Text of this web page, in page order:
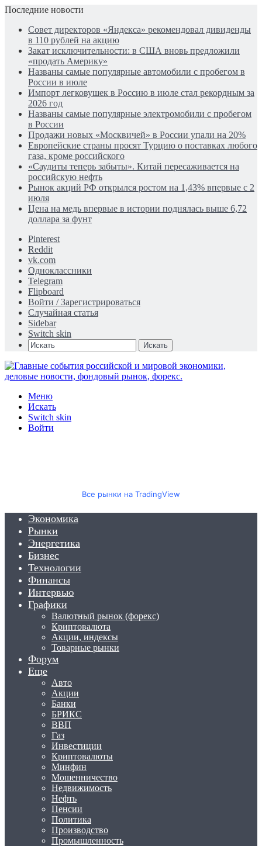
Последние новости
Совет директоров «Яндекса» рекомендовал дивиденды
в 110 рублей на акцию
Закат исключительности: в США вновь предложили
«продать Америку»
Названы самые популярные автомобили с пробегом в
России в июле
Импорт легковушек в Россию в июле стал рекордным за
2026 год
Названы самые популярные электромобили с пробегом
в России
Продажи новых «Москвичей» в России упали на 20%
Европейские страны просят Турцию о поставках любого
газа, кроме российского
«Саудиты теперь забыты». Китай пересаживается на
российскую нефть
Рынок акций РФ открылся ростом на 1,43% впервые с 2
июля
Цена на медь впервые в истории поднялась выше 6,72
доллара за фунт
Pinterest
Reddit
vk.com
Одноклассники
Telegram
Flipboard
Войти / Зарегистрироваться
Случайная статья
Sidebar
Switch skin
Искать
Меню
Искать
Switch skin
Войти
Все рынки на TradingView
Экономика
Рынки
Энергетика
Бизнес
Технологии
Финансы
Интервью
Графики
Валютный рынок (форекс)
Криптовалюта
Акции, индексы
Товарные рынки
Форум
Еще
Авто
Акции
Банки
БРИКС
ВВП
Газ
Инвестиции
Криптовалюты
Минфин
Мошенничество
Недвижимость
Нефть
Пенсии
Политика
Производство
Промышленность